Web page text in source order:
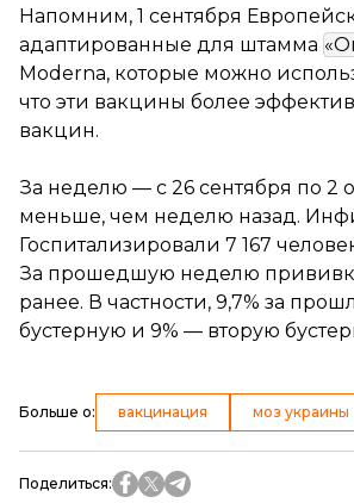
Напомним, 1 сентября
адаптированные для штамма
Moderna, которые можно
что эти вакцины более
вакцин.
За неделю — с 26 сентября по 2
меньше, чем неделю назад.
Госпитализировали 7 167
За прошедшую неделю
ранее. В частности, 9,7% за
бустерную и 9% — вторую
Больше о: вакцинация моз украины
Поделиться: